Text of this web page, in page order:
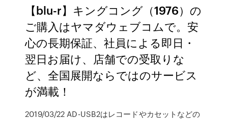
【blu-r】キングコング（1976）の
ご購入はヤマダウェブコムで。安
心の長期保証、社員による即日・
翌日お届け、店舗での受取りな
ど、全国展開ならではのサービス
が満載！
2019/03/22 AD-USB2はレコードやカセットなどの